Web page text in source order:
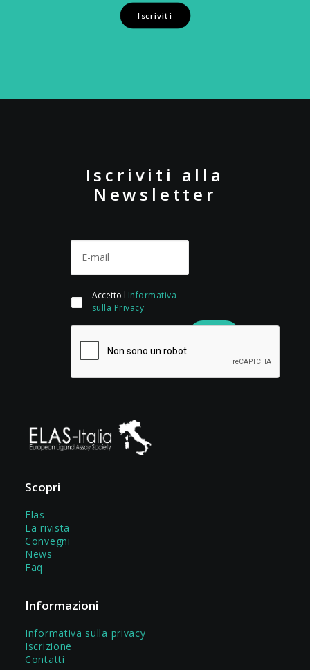
Iscriviti
Iscriviti alla
Newsletter
Accetto l'Informativa
sulla Privacy
Scopri
Elas
La rivista
Convegni
News
Faq
Informazioni
Informativa sulla privacy
Iscrizione
Contatti